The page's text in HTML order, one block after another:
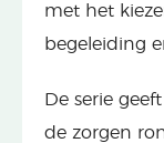
met het
begeleiding
De serie
de zorgen